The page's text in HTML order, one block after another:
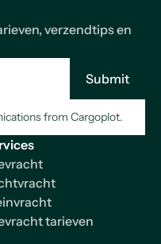
tarieven
verzendtips en
from Cargoplot.